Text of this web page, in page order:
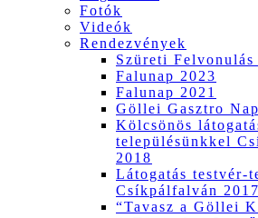
Fotók
Videók
Rendezvények
Szüreti
Falunap 2023
Falunap 2021
Göllei Gasztro
Kölcsönös
településünkkel
2018
Látogatás testvér-
Csíkpálfalván 2017
“Tavasz a Göllei